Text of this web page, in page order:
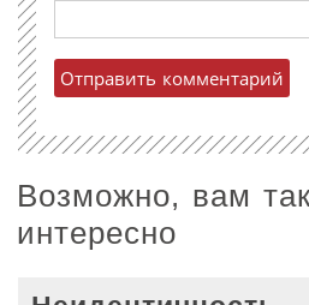
Возможно, вам
интересно